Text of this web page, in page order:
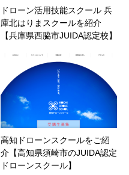
ドローン活用技能スクール 兵
庫北はりまスクールを紹介
【兵庫県西脇市JUIDA認定校】
高知ドローンスクールをご紹
介【高知県須崎市のJUIDA認定
ドローンスクール】